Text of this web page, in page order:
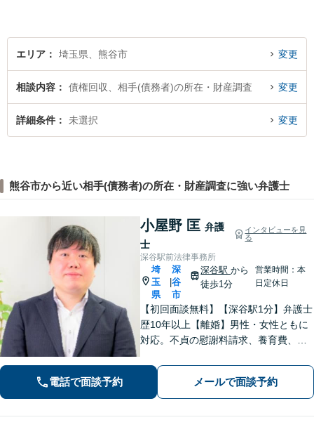
エリア 埼玉県、熊谷市 変更
相談内容 債権回収、相手(債務者)の所在・財産調査 変更
詳細条件 未選択 変更
熊谷市から近い相手(債務者)の所在・財産調査に強い弁護士
小屋野 匡 弁護
士
インタビューを見
る
深谷駅前法律事務所
埼
玉
県
深
谷
市
深谷駅から
徒歩1分
営業時間：本
日定休日
【初回面談無料】【深谷駅1分】弁護士
歴10年以上【離婚】男性・女性ともに
対応。不貞の慰謝料請求、養育費、協
棄、遺留分、遺言書の作成など。出張
相談可。少しでも不安に感じました
ら、お早めにお電話ください。
電話で面談予約 メールで面談予約